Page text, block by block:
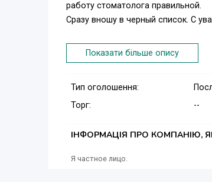
работу стоматолога правильной.
Сразу вношу в черный список. С
Показати більше опису
Тип оголошення:
Торг:
--
ІНФОРМАЦІЯ ПРО КОМПАНІЮ,
Я частное лицо.